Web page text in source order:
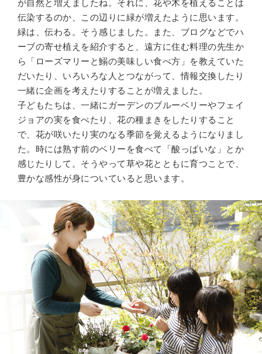
が自然と増えましたね。それに、花や木を植えることは
伝染するのか、この辺りに緑が増えたように思います。
緑は、伝わる。そう感じました。また、ブログなどでハ
ーブの寄せ植えを紹介すると、遠方に住む料理の先生か
ら「ローズマリーと鰯の美味しい食べ方」を教えていた
だいたり、いろいろな人とつながって、情報交換したり
一緒に企画を考えたりすることが増えました。
子どもたちは、一緒にガーデンのブルーベリーやフェイ
ジョアの実を食べたり、花の種まきをしたりすること
で、花が咲いたり実のなる季節を覚えるようになりまし
た。時には熟す前のベリーを食べて「酸っぱいな」とか
感じたりして。そうやって草や花とともに育つことで、
豊かな感性が身についていると思います。